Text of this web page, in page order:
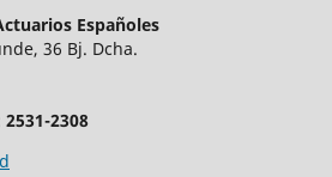
Españoles
36 Bj. Dcha.
2531-2308